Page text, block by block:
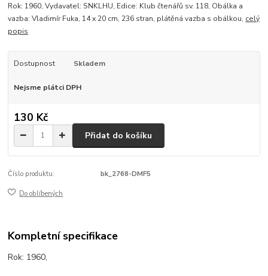
Rok: 1960, Vydavatel: SNKLHU, Edice: Klub čtenářů sv. 118, Obálka a
vazba: Vladimír Fuka, 14 x 20 cm, 236 stran, plátěná vazba s obálkou, celý
popis
Dostupnost Skladem
Nejsme plátci DPH
130 Kč
Přidat do košíku
Číslo produktu: bk_2768-DMF5
Do oblíbených
Kompletní specifikace
Rok: 1960,